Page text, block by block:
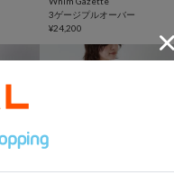
3ゲージプルオーバー
¥24,200